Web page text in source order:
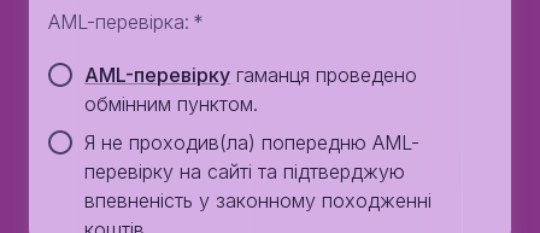
AML-перевірка: *
AML-перевірку гаманця проведено
обмінним пунктом.
Я не проходив(ла) попередню AML-
перевірку на сайті та підтверджую
впевненість у законному походженні